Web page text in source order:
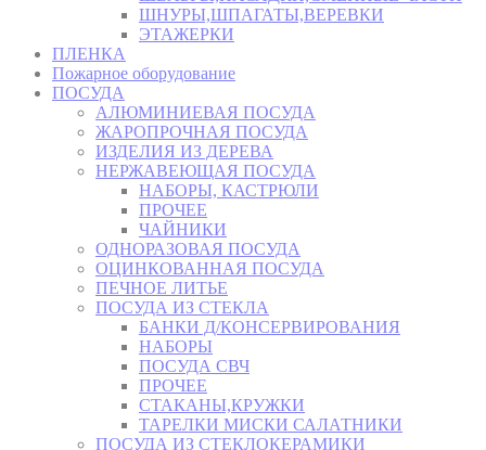
ШНУРЫ,ШПАГАТЫ,ВЕРЕВКИ
ЭТАЖЕРКИ
ПЛЕНКА
Пожарное оборудование
ПОСУДА
АЛЮМИНИЕВАЯ ПОСУДА
ЖАРОПРОЧНАЯ ПОСУДА
ИЗДЕЛИЯ ИЗ ДЕРЕВА
НЕРЖАВЕЮЩАЯ ПОСУДА
НАБОРЫ, КАСТРЮЛИ
ПРОЧЕЕ
ЧАЙНИКИ
ОДНОРАЗОВАЯ ПОСУДА
ОЦИНКОВАННАЯ ПОСУДА
ПЕЧНОЕ ЛИТЬЕ
ПОСУДА ИЗ СТЕКЛА
БАНКИ Д/КОНСЕРВИРОВАНИЯ
НАБОРЫ
ПОСУДА СВЧ
ПРОЧЕЕ
СТАКАНЫ,КРУЖКИ
ТАРЕЛКИ МИСКИ САЛАТНИКИ
ПОСУДА ИЗ СТЕКЛОКЕРАМИКИ